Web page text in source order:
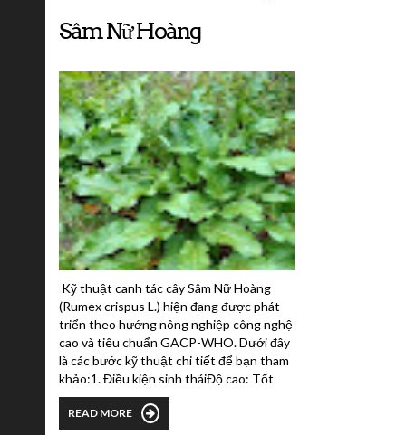
Sâm Nữ Hoàng
Kỹ thuật canh tác cây Sâm Nữ Hoàng
(Rumex crispus L.) hiện đang được phát
triển theo hướng nông nghiệp công nghệ
cao và tiêu chuẩn GACP-WHO. Dưới đây
là các bước kỹ thuật chi tiết để bạn tham
khảo:1. Điều kiện sinh tháiĐộ cao: Tốt
nhất từ 500m đến 1.500m so với mực
nước biển.Đất đai: Đất thịt nhẹ, tơi xốp,
READ MORE